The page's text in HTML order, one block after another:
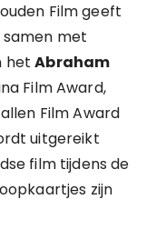
Film geeft
samen met
hetAbraham
Film Award,
Film Award
uitgereikt
film tijdens de
zijn